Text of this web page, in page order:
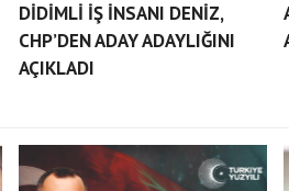
DİDİMLİ İŞ İNSANI DENİZ,
CHP’DEN ADAY ADAYLIĞINI
AÇIKLADI